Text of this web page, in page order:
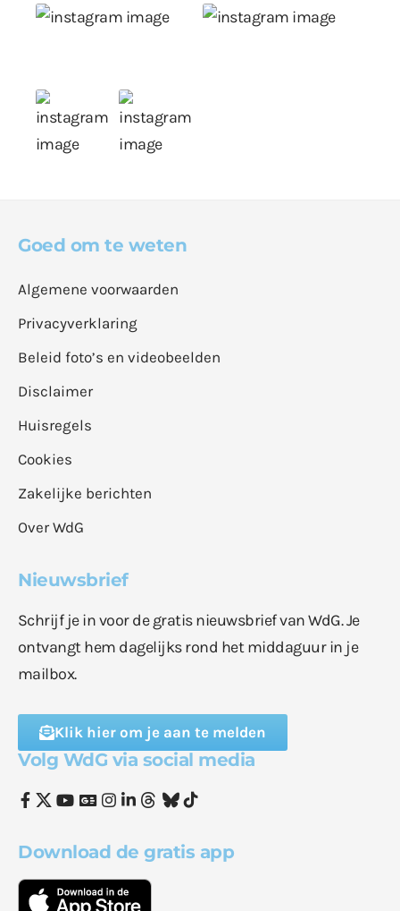
Goed om te weten
Algemene voorwaarden
Privacyverklaring
Beleid foto’s en videobeelden
Disclaimer
Huisregels
Cookies
Zakelijke berichten
Over WdG
Nieuwsbrief
Schrijf je in voor de gratis nieuwsbrief van WdG. Je
ontvangt hem dagelijks rond het middaguur in je
mailbox.
Klik hier om je aan te melden
Volg WdG via social media
Download de gratis app